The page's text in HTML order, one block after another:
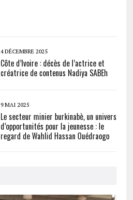
4 DÉCEMBRE 2025
Côte d’Ivoire : décès de l’actrice et
créatrice de contenus Nadiya SABEh
9 MAI 2025
Le secteur minier burkinabè, un univers
d’opportunités pour la jeunesse : le
regard de Wahlid Hassan Ouédraogo